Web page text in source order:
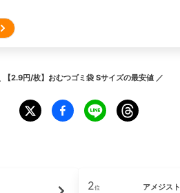
【2.9円/枚】おむつゴミ袋 Sサイズの最安値 ／
2位 アメジスト